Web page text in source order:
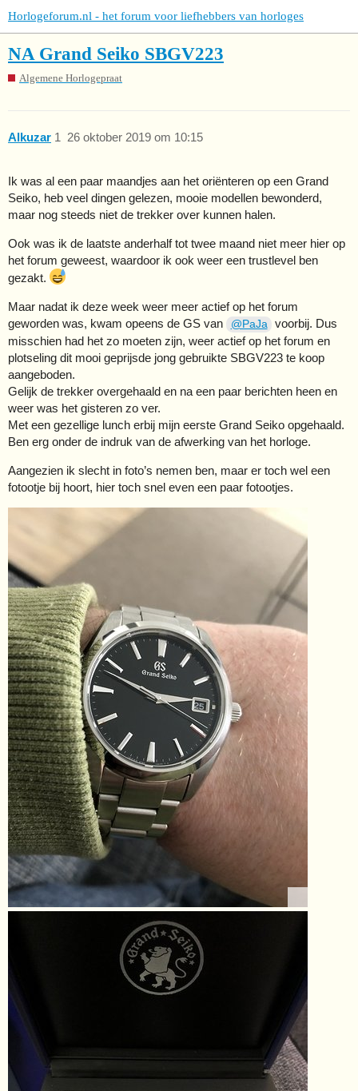
Horlogeforum.nl - het forum voor liefhebbers van horloges
NA Grand Seiko SBGV223
Algemene Horlogepraat
Alkuzar 26 oktober 2019 om 10:15
1
Ik was al een paar maandjes aan het oriënteren op een Grand
Seiko, heb veel dingen gelezen, mooie modellen bewonderd,
maar nog steeds niet de trekker over kunnen halen.
Ook was ik de laatste anderhalf tot twee maand niet meer hier op
het forum geweest, waardoor ik ook weer een trustlevel ben
gezakt.
Maar nadat ik deze week weer meer actief op het forum
geworden was, kwam opeens de GS van
@PaJa voorbij. Dus
misschien had het zo moeten zijn, weer actief op het forum en
plotseling dit mooi geprijsde jong gebruikte SBGV223 te koop
aangeboden.
Gelijk de trekker overgehaald en na een paar berichten heen en
weer was het gisteren zo ver.
Met een gezellige lunch erbij mijn eerste Grand Seiko opgehaald.
Ben erg onder de indruk van de afwerking van het horloge.
Aangezien ik slecht in foto’s nemen ben, maar er toch wel een
fotootje bij hoort, hier toch snel even een paar fotootjes.